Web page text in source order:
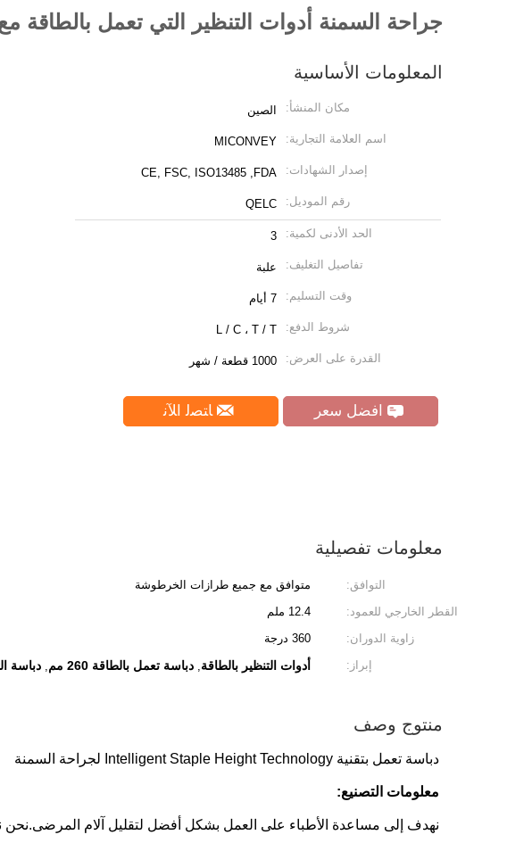
جراحة السمنة أدوات التنظير التي تعمل بالطاقة مع
المعلومات الأساسية
مكان المنشأ: الصين
اسم العلامة التجارية: MICONVEY
إصدار الشهادات: CE, FSC, ISO13485 ,FDA
رقم الموديل: QELC
الحد الأدنى لكمية: 3
تفاصيل التغليف: علبة
وقت التسليم: 7 أيام
شروط الدفع: L / C ، T / T
القدرة على العرض: 1000 قطعة / شهر
افضل سعر ﺎﺘﺼﻟ ﺍﻶﻧ
معلومات تفصيلية
التوافق: متوافق مع جميع طرازات الخرطوشة
القطر الخارجي للعمود:
12.4 ملم
زاوية الدوران:
360 درجة
إبراز:
أدوات التنظير بالطاقة, دباسة تعمل بالطاقة 260 مم , دباسة
منتوج وصف
دباسة تعمل بتقنية Intelligent Staple Height Technology لجراحة السمنة
معلومات التصنيع:
نهدف إلى مساعدة الأطباء على العمل بشكل أفضل لتقليل آلام المرضى.نحن